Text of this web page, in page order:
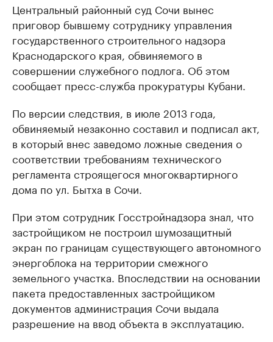
Центральный районный суд Сочи вынес
приговор бывшему сотруднику управления
государственного строительного надзора
Краснодарского края, обвиняемого в
совершении служебного подлога. Об этом
сообщает пресс-служба прокуратуры Кубани.
По версии следствия, в июле 2013 года,
обвиняемый незаконно составил и подписал акт,
в который внес заведомо ложные сведения о
соответствии требованиям технического
регламента строящегося многоквартирного
дома по ул. Бытха в Сочи.
При этом сотрудник Госстройнадзора знал, что
застройщиком не построил шумозащитный
экран по границам существующего автономного
энергоблока на территории смежного
земельного участка. Впоследствии на основании
пакета предоставленных застройщиком
документов администрация Сочи выдала
разрешение на ввод объекта в эксплуатацию.